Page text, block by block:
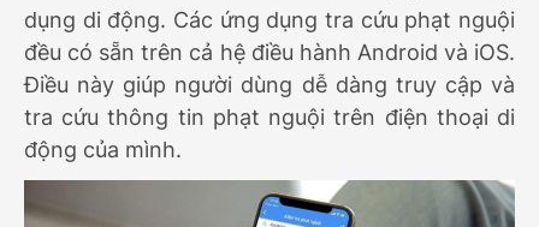
dụng di động. Các ứng dụng tra cứu phạt nguội
đều có sẵn trên cả hệ điều hành Android và iOS.
Điều này giúp người dùng dễ dàng truy cập và
tra cứu thông tin phạt nguội trên điện thoại di
động của mình.